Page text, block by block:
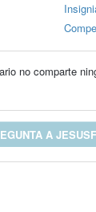
no comparte
A